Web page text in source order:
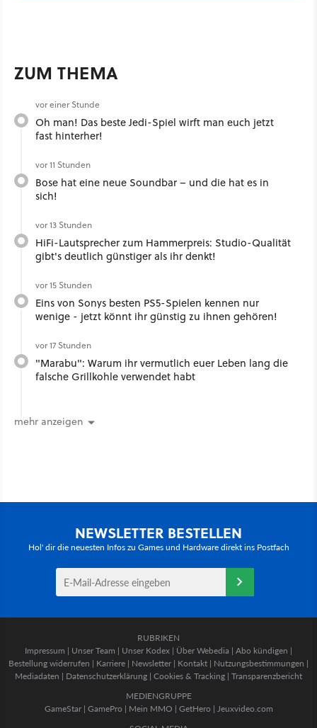
ZUM THEMA
vor einer Stunde
Oh man! Das beste Jedi-Spiel wirft man euch jetzt
fast hinterher!
vor 11 Stunden
Bose hat eine neue Soundbar – und die hat es in
sich!
vor 13 Stunden
HiFi-Lautsprecher zum Hammerpreis: Studio-Qualität
gibt's deutlich günstiger als ihr denkt!
vor 15 Stunden
Eins von Sonys besten PS5-Spielen kennen nur
wenige - jetzt könnt ihr günstig zu ihnen gehören!
vor 17 Stunden
"Marabu": Warum ihr vermutlich euer Leben lang die
falsche Grillkohle verwendet habt
mehr anzeigen
NEWSLETTER BESTELLEN
Hol' dir die neuesten Infos zu Games und Hardware direkt ins Postfach
RUBRIKEN
Impressum | Unser Team | Unser Kodex | Über Webedia | Abo kündigen |
Bestellung widerrufen | Karriere | Newsletter | Kontakt | Nutzungsbestimmungen |
Mediadaten | Datenschutzerklärung | Cookies & Tracking | Transparenzbericht
MEDIENGRUPPE
GameStar| GamePro | Mein MMO | GetHero | Jeuxvideo.com